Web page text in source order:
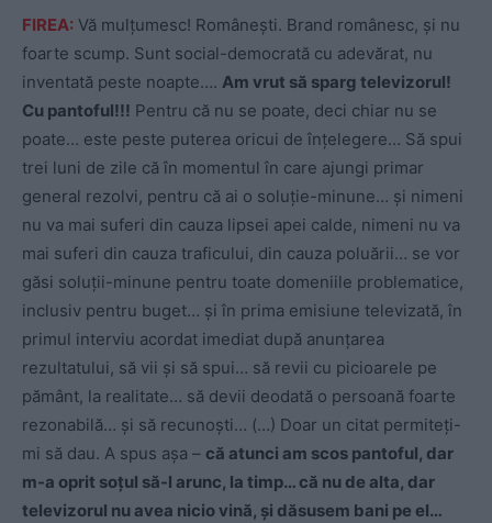
FIREA: Vă mulțumesc! Românești. Brand românesc, și nu
foarte scump. Sunt social-democrată cu adevărat, nu
inventată peste noapte…. Am vrut să sparg televizorul!
Cu pantoful!!! Pentru că nu se poate, deci chiar nu se
poate… este peste puterea oricui de înțelegere… Să spui
trei luni de zile că în momentul în care ajungi primar
general rezolvi, pentru că ai o soluție-minune… și nimeni
nu va mai suferi din cauza lipsei apei calde, nimeni nu va
mai suferi din cauza traficului, din cauza poluării… se vor
găsi soluții-minune pentru toate domeniile problematice,
inclusiv pentru buget… și în prima emisiune televizată, în
primul interviu acordat imediat după anunțarea
rezultatului, să vii și să spui… să revii cu picioarele pe
pământ, la realitate… să devii deodată o persoană foarte
rezonabilă… și să recunoști… (…) Doar un citat permiteți-
mi să dau. A spus așa – că atunci am scos pantoful, dar
m-a oprit soțul să-l arunc, la timp… că nu de alta, dar
televizorul nu avea nicio vină, și dăsusem bani pe el…